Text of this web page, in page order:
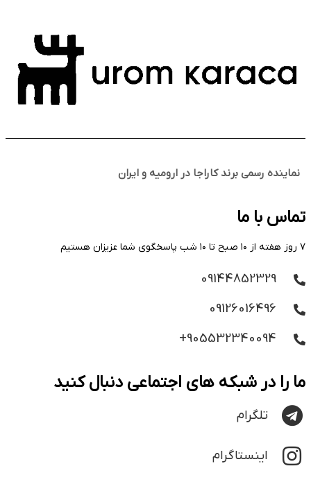
نماینده رسمی برند کاراجا در ارومیه و ایران
تماس با ما
۷ روز هفته از ۱۰ صبح تا ۱۰ شب پاسخگوی شما عزیزان هستیم
09144852329
09126016496
905532340094+
ما را در شبکه های اجتماعی دنبال کنید
تلگرام
اینستاگرام